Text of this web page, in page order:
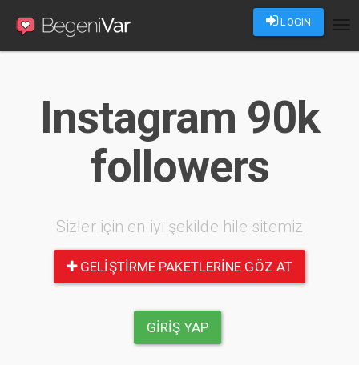
LOGIN
Instagram 90k
followers
Sizler için en iyi şekilde hile sitemiz
GELIŞTIRME PAKETLERINE GÖZ AT
GIRIŞ YAP